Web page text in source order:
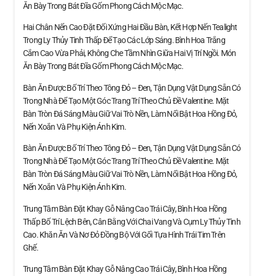
Ăn Bày Trong Bát Đĩa Gốm Phong Cách Mộc Mạc.
Hai Chân Nến Cao Đặt Đối Xứng Hai Đầu Bàn, Kết Hợp Nến Tealight
Trong Ly Thủy Tinh Thấp Để Tạo Các Lớp Sáng. Bình Hoa Trắng
Cắm Cao Vừa Phải, Không Che Tầm Nhìn Giữa Hai Vị Trí Ngồi. Món
Ăn Bày Trong Bát Đĩa Gốm Phong Cách Mộc Mạc.
Bàn Ăn Được Bố Trí Theo Tông Đỏ – Đen, Tận Dụng Vật Dụng Sẵn Có
Trong Nhà Để Tạo Một Góc Trang Trí Theo Chủ Đề Valentine. Mặt
Bàn Tròn Đá Sáng Màu Giữ Vai Trò Nền, Làm Nổi Bật Hoa Hồng Đỏ,
Nến Xoắn Và Phụ Kiện Ánh Kim.
Bàn Ăn Được Bố Trí Theo Tông Đỏ – Đen, Tận Dụng Vật Dụng Sẵn Có
Trong Nhà Để Tạo Một Góc Trang Trí Theo Chủ Đề Valentine. Mặt
Bàn Tròn Đá Sáng Màu Giữ Vai Trò Nền, Làm Nổi Bật Hoa Hồng Đỏ,
Nến Xoắn Và Phụ Kiện Ánh Kim.
Trung Tâm Bàn Đặt Khay Gỗ Nâng Cao Trái Cây, Bình Hoa Hồng
Thấp Bố Trí Lệch Bên, Cân Bằng Với Chai Vang Và Cụm Ly Thủy Tinh
Cao. Khăn Ăn Và Nơ Đỏ Đồng Bộ Với Gối Tựa Hình Trái Tim Trên
Ghế.
Trung Tâm Bàn Đặt Khay Gỗ Nâng Cao Trái Cây, Bình Hoa Hồng